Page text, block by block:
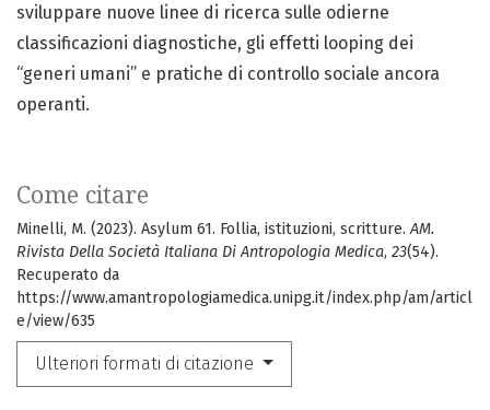
Come citare
Minelli, M. (2023). Asylum 61. Follia, istituzioni, scritture.AM.
Rivista Della Società Italiana Di Antropologia Medica, 23(54).
Recuperato da
https://www.amantropologiamedica.unipg.it/index.php/am/articl
e/view/635
Ulteriori formati di citazione
sviluppare nuove linee di ricerca sulle odierne
classificazioni diagnostiche, gli effetti looping dei
“generi umani” e pratiche di controllo sociale ancora
operanti.